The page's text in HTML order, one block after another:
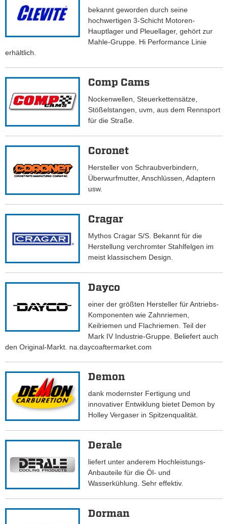
bekannt geworden durch seine
hochwertigen 3-Schicht Motoren-
Hauptlager und Pleuellager, gehört zur
Mahle-Gruppe. Hi Performance Linie
erhältlich.
Comp Cams
Nockenwellen, Steuerkettensätze,
Stößelstangen, uvm, aus dem Rennsport
für die Straße.
Coronet
Hersteller von Schraubverbindern,
Überwurfmutter, Anschlüssen, Adaptern
usw.
Cragar
Mythos Cragar S/S. Bekannt für die
Herstellung verchromter Stahlfelgen im
meist klassischem Design.
Dayco
einer der größten Hersteller für Antriebs-
Komponenten wie Zahnriemen,
Keilriemen und Flachriemen. Teil der
Mark IV Industrie-Gruppe. Beliefert auch
den Original-Markt. na.daycoaftermarket.com
Demon
dank modernster Fertigung und
innovativer Entwiklung bietet Demon by
Holley Vergaser in Spitzenqualität.
Derale
liefert unter anderem Hochleistungs-
Anbauteile für die Öl- und
Wasserkühlung. Sehr effektiv.
Dorman